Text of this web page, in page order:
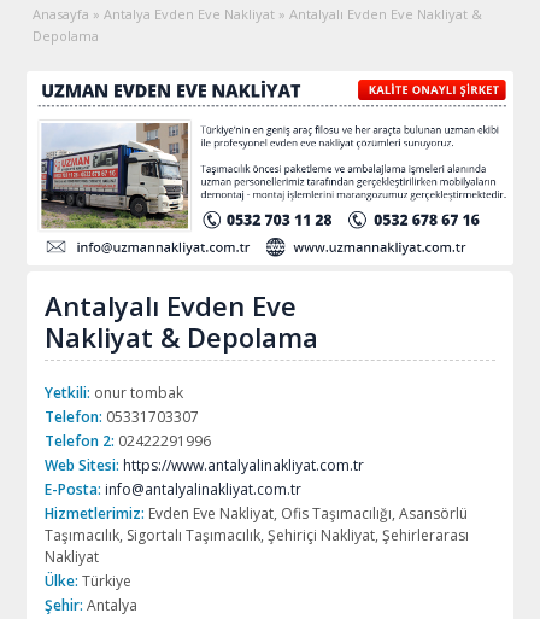
Anasayfa » Antalya Evden Eve Nakliyat » Antalyalı Evden Eve Nakliyat &
Depolama
Antalyalı Evden Eve
Nakliyat & Depolama
Yetkili: onur tombak
Telefon: 05331703307
Telefon 2: 02422291996
Web Sitesi: https://www.antalyalinakliyat.com.tr
E-Posta: info@antalyalinakliyat.com.tr
Hizmetlerimiz: Evden Eve Nakliyat, Ofis Taşımacılığı, Asansörlü
Taşımacılık, Sigortalı Taşımacılık, Şehiriçi Nakliyat, Şehirlerarası
Nakliyat
Ülke: Türkiye
Şehir: Antalya